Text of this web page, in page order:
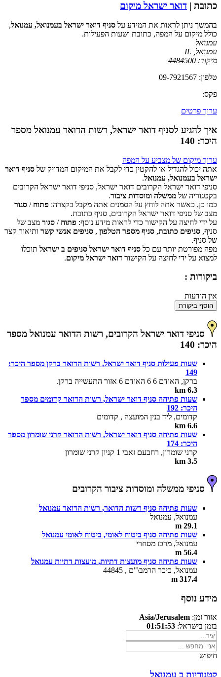
כתובת | דואר ישראל מיקום
בהמשך ניתן לראות את המידע על סניף דואר ישראל בעמנואל, עמנואל,
כולל מיקום על המפה, כתובת ושעות הפעילות.
עמנואל
עמנואל IL
מיקוד: 4484500
טלפון: 09-7921567
פקס:
ערוך פרטים
איך להגיע לסניף דואר ישראל, רשות הדואר עמנואל מספר
היכר: 140
‏דף זה לא יכול לטעון את מפות Google כראוי.
האם האתר הזה בבעלותך? אישור
ערוך מיקום של מצביע על המפה
אתה יכול להגדיל או להקטין כדי לקבל את המיקום המדויק של סניף דואר
ישראל בעמנואל, עמנואל.
סניפי דואר ישראל הקרובים דואר ישראל, סניפי דואר ישראל הקרובים
בקטגוריה של ממשלה ומוסדות ציבור.
כמו כן, כאשר אתה לוחץ על הסמנים אתה מקבל בקצרה: פתוח / סגור
מצב של סניפי דואר ישראל הקרובים, סניף כתובת.
על ידי לחיצה על הקישור כדי לראות מידע נוסף: פתוח / סגור מצב של
סניף, סניפים כתובת, סניף מספר הטלפון , סניפים אנשי קשר ותיאור קצר
של סניף.
מפה מפורטת יותר עם כל סניף דואר ישראל סניפים ב ישראל תוכלו
למצוא על ידי לחיצה על הקישור דואר ישראל מיקום.
ביקורות :
אין הודעות
הוסף ביקורת
סניפי דואר ישראל הקרובים, רשות הדואר עמנואל מספר
היכר: 140
שעות פעילות סניף דואר ישראל, רשות הדואר ברקן מספר היכר:
149
ברקן, האודם 6 6 האודם 6 אזור התעשייה ברקן.
6.3 km
שעות פתיחה סניף דואר ישראל, רשות הדואר קדומים מספר
היכר: 192
קדומים, ליד בנין המועצה , קדומים
6.6 km
שעות פתיחה סניף דואר ישראל, רשות הדואר קרני שומרון מספר
היכר: 174
קרני שומרון, רחבעם זאבי 1 קניון קרני שומרון
3.5 km
סניפי ממשלה ומוסדות ציבור הקרובים
שעות פתיחה סניף רשות הדואר, רשות הדואר עמנואל
עמנואל, עמנואל
29.1 m
שעות פתיחה סניף ביטוח לאומי, ביטוח לאומי עמנואל
עמנואל, מרכז מסחרי
56.4 m
שעות פתיחה סניף מועצות דתיות, מועצות דתיות עמנואל
עמנואל, כיכר הרמב\"ם , 44845
317.4 m
מידע נוסף
אזור זמן: Asia/Jerusalem
בזמן בישראל: 01:51:53
חיפוש
קטגוריות ב עמנואל